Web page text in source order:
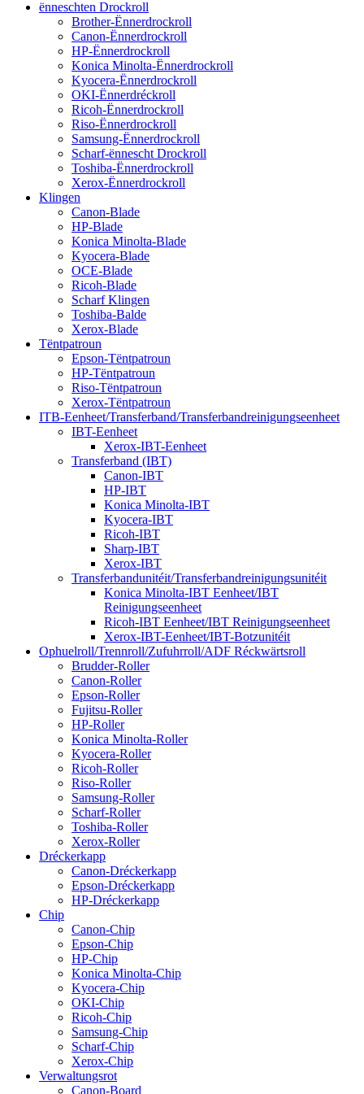
ënneschten Drockroll
Brother-Ënnerdrockroll
Canon-Ënnerdrockroll
HP-Ënnerdrockroll
Konica Minolta-Ënnerdrockroll
Kyocera-Ënnerdrockroll
OKI-Ënnerdréckroll
Ricoh-Ënnerdrockroll
Riso-Ënnerdrockroll
Samsung-Ënnerdrockroll
Scharf-ënnescht Drockroll
Toshiba-Ënnerdrockroll
Xerox-Ënnerdrockroll
Klingen
Canon-Blade
HP-Blade
Konica Minolta-Blade
Kyocera-Blade
OCE-Blade
Ricoh-Blade
Scharf Klingen
Toshiba-Balde
Xerox-Blade
Tëntpatroun
Epson-Tëntpatroun
HP-Tëntpatroun
Riso-Tëntpatroun
Xerox-Tëntpatroun
ITB-Eenheet/Transferband/Transferbandreinigungseenheet
IBT-Eenheet
Xerox-IBT-Eenheet
Transferband (IBT)
Canon-IBT
HP-IBT
Konica Minolta-IBT
Kyocera-IBT
Ricoh-IBT
Sharp-IBT
Xerox-IBT
Transferbandunitéit/Transferbandreinigungsunitéit
Konica Minolta-IBT Eenheet/IBT
Reinigungseenheet
Ricoh-IBT Eenheet/IBT Reinigungseenheet
Xerox-IBT-Eenheet/IBT-Botzunitéit
Ophuelroll/Trennroll/Zufuhrroll/ADF Réckwärtsroll
Brudder-Roller
Canon-Roller
Epson-Roller
Fujitsu-Roller
HP-Roller
Konica Minolta-Roller
Kyocera-Roller
Ricoh-Roller
Riso-Roller
Samsung-Roller
Scharf-Roller
Toshiba-Roller
Xerox-Roller
Dréckerkapp
Canon-Dréckerkapp
Epson-Dréckerkapp
HP-Dréckerkapp
Chip
Canon-Chip
Epson-Chip
HP-Chip
Konica Minolta-Chip
Kyocera-Chip
OKI-Chip
Ricoh-Chip
Samsung-Chip
Scharf-Chip
Xerox-Chip
Verwaltungsrot
Canon-Board